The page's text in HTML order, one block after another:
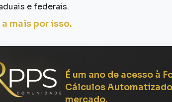
e federais.
mais por isso.
É um ano de acesso à
Cálculos
mercado.